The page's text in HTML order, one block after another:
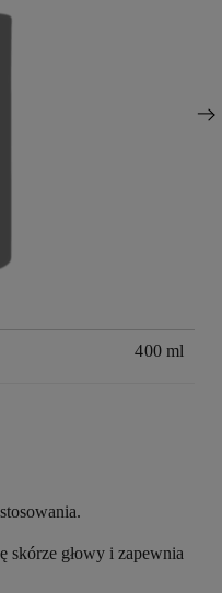
Następny panel
Volume
400 ml
skórze głowy i zapewnia